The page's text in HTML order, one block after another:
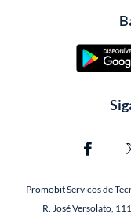
Promobit Servicos de
R. José Versolato,